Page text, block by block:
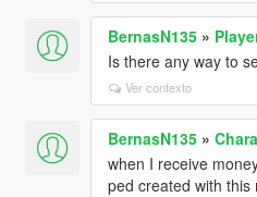
BernasN135»
Is there any way to
Ver contexto
BernasN135»
when I receive
ped created with this